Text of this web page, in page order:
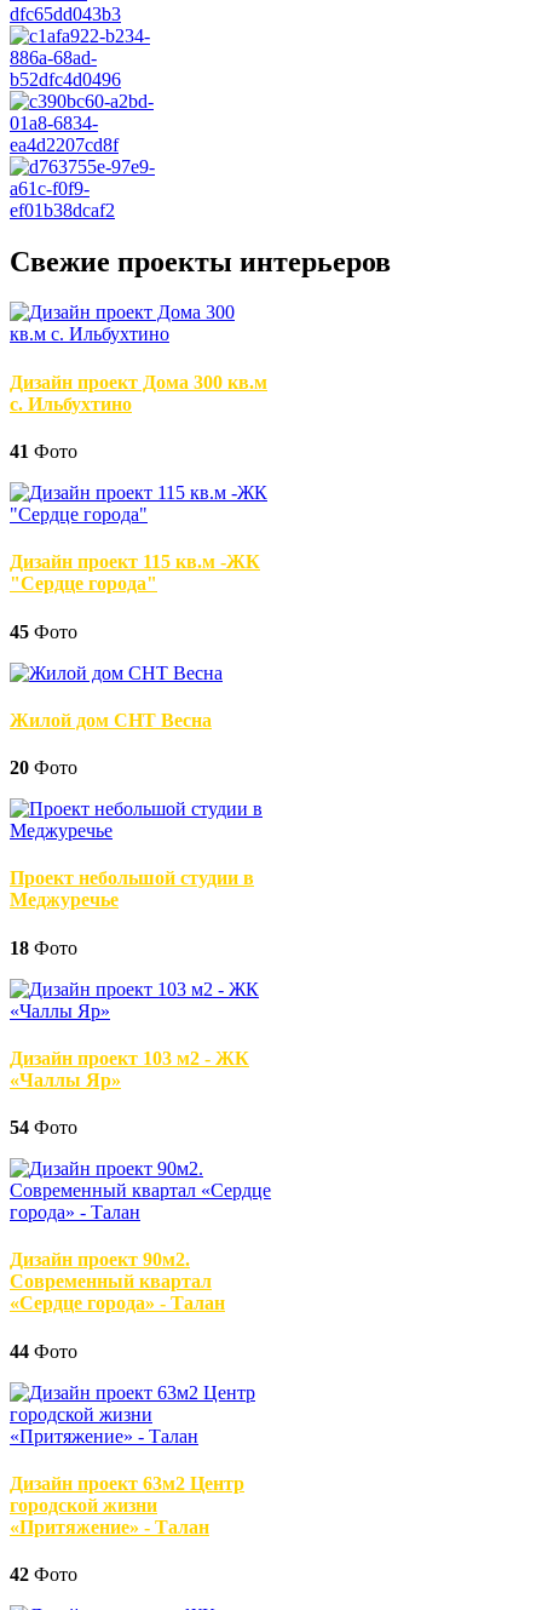
Свежие проекты интерьеров
Дизайн проект Дома 300 кв.м
с. Ильбухтино
41 Фото
Дизайн проект 115 кв.м -ЖК
"Сердце города"
45 Фото
Жилой дом СНТ Весна
20 Фото
Проект небольшой студии в
Меджуречье
18 Фото
Дизайн проект 103 м2 - ЖК
«Чаллы Яр»
54 Фото
Дизайн проект 90м2.
Современный квартал
«Сердце города» - Талан
44 Фото
Дизайн проект 63м2 Центр
городской жизни
«Притяжение» - Талан
42 Фото